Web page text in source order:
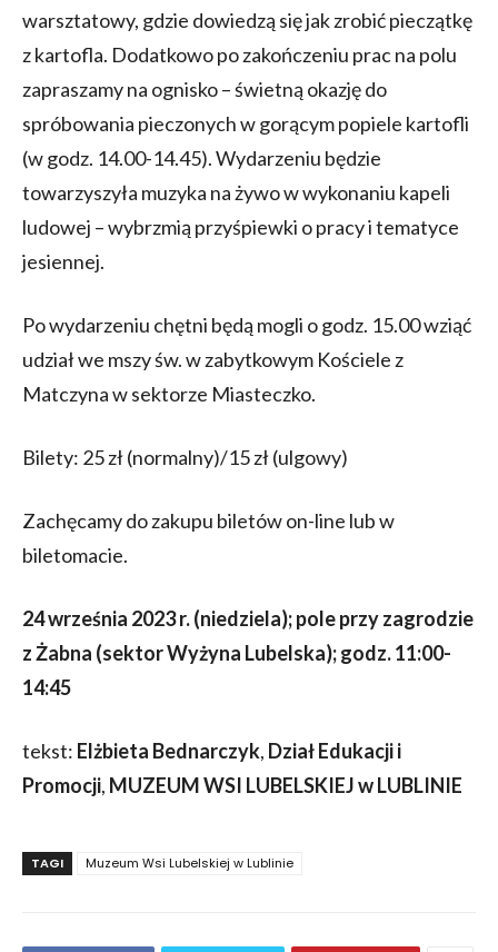
warsztatowy, gdzie dowiedzą się jak zrobić pieczątkę
z kartofla. Dodatkowo po zakończeniu prac na polu
zapraszamy na ognisko – świetną okazję do
spróbowania pieczonych w gorącym popiele kartofli
(w godz. 14.00-14.45). Wydarzeniu będzie
towarzyszyła muzyka na żywo w wykonaniu kapeli
ludowej – wybrzmią przyśpiewki o pracy i tematyce
jesiennej.
Po wydarzeniu chętni będą mogli o godz. 15.00 wziąć
udział we mszy św. w zabytkowym Kościele z
Matczyna w sektorze Miasteczko.
Bilety: 25 zł (normalny)/15 zł (ulgowy)
Zachęcamy do zakupu biletów on-line lub w
biletomacie.
24 września 2023 r. (niedziela);pole przy zagrodzie
z Żabna (sektor Wyżyna Lubelska); godz. 11:00-
14:45
tekst: Elżbieta Bednarczyk, Dział Edukacji i
Promocji, MUZEUM WSI LUBELSKIEJ w LUBLINIE
TAGI Muzeum Wsi Lubelskiej w Lublinie